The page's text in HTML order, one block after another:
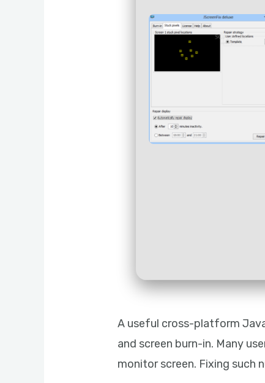
A useful cross-platform
and screen burn-in. Many
monitor screen. Fixing such